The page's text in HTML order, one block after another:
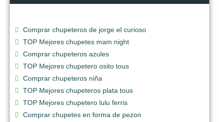
Comprar chupeteros de jorge el curioso
TOP Mejores chupetes mam night
Comprar chupeteros azules
TOP Mejores chupetero osito tous
Comprar chupeteros niña
TOP Mejores chupeteros plata tous
TOP Mejores chupetero lulu ferris
Comprar chupetes en forma de pezon